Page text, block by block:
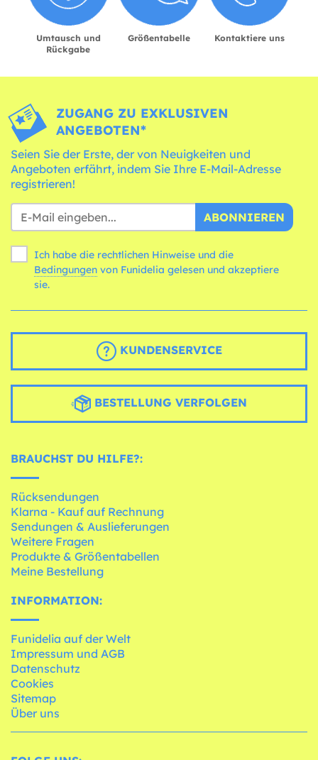
Umtausch und
Rückgabe
Größentabelle Kontaktiere uns
ZUGANG ZU EXKLUSIVEN
ANGEBOTEN*
Seien Sie der Erste, der von Neuigkeiten und
Angeboten erfährt, indem Sie Ihre E-Mail-Adresse
registrieren!
ABONNIEREN
Ich habe die rechtlichen Hinweise und die
Bedingungen
sie.
KUNDENSERVICE
BESTELLUNG VERFOLGEN
BRAUCHST DU HILFE?:
Rücksendungen
Klarna - Kauf auf Rechnung
Sendungen & Auslieferungen
Weitere Fragen
Produkte & Größentabellen
Meine Bestellung
INFORMATION:
Funidelia auf der Welt
Impressum und AGB
Datenschutz
Cookies
Sitemap
Über uns